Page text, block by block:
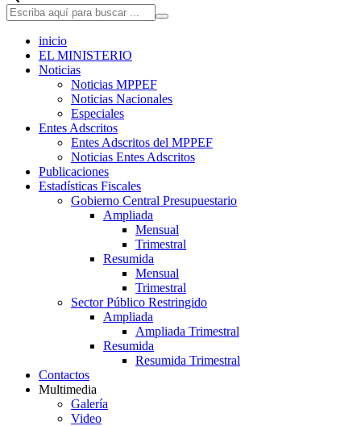
inicio
EL MINISTERIO
Noticias
Noticias MPPEF
Noticias Nacionales
Especiales
Entes Adscritos
Entes Adscritos del MPPEF
Noticias Entes Adscritos
Publicaciones
Estadísticas Fiscales
Gobierno Central Presupuestario
Ampliada
Mensual
Trimestral
Resumida
Mensual
Trimestral
Sector Público Restringido
Ampliada
Ampliada Trimestral
Resumida
Resumida Trimestral
Contactos
Multimedia
Galería
Video